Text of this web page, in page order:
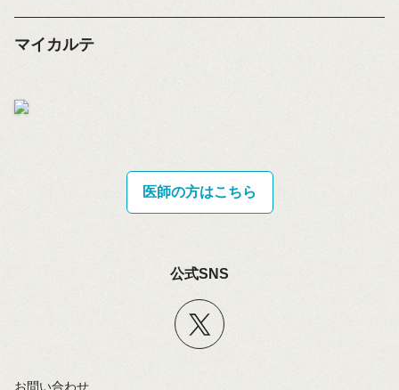
マイカルテ
医師の方はこちら
公式SNS
お問い合わせ